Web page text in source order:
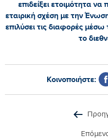
επιδείξει ετοιμότητα
εταιρική σχέση με την
επιλύσει τις διαφορές
το
Κοινοποιήστε: